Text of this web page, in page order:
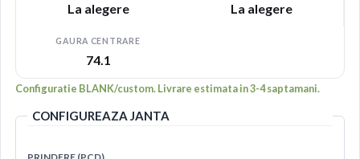
La alegere La alegere
GAURA CENTRARE
74.1
Configuratie BLANK/custom. Livrare estimata in 3-4 saptamani.
CONFIGUREAZA JANTA